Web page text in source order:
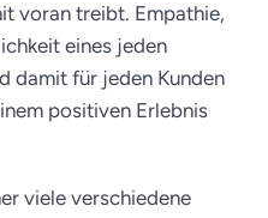
voran treibt. Empathie,
eines jeden
damit für jeden Kunden
positiven Erlebnis
viele verschiedene